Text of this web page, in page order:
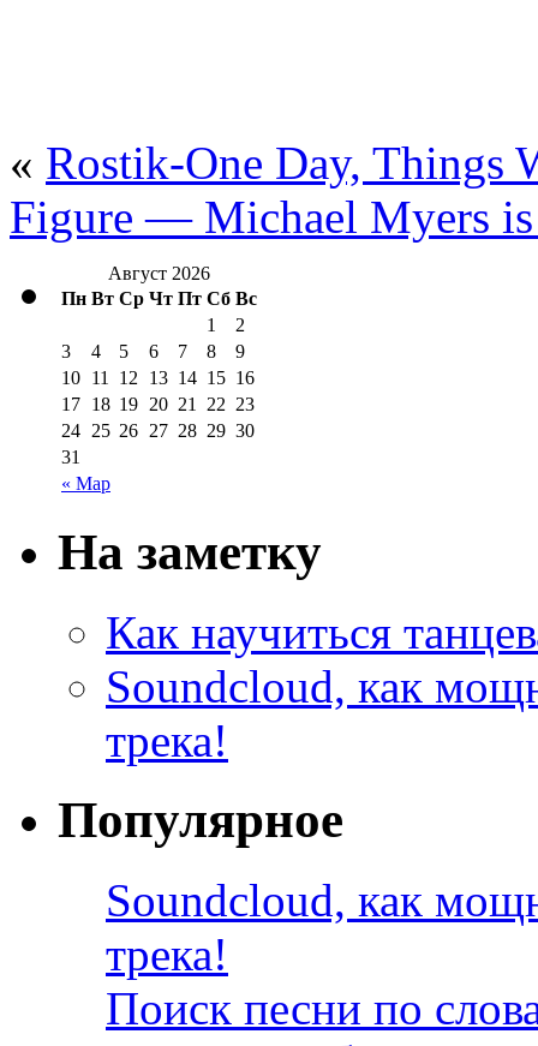
« Rostik-One Day,
Figure — Michael Myers is
Август 2026
Пн Вт Ср Чт Пт Сб Вс
« Мар
1
2
3
4 5 6 7 8
9
10 11 12 13 14 15 16
17 18 19 20 21 22 23
24 25 26 27 28 29 30
31
На заметку
Как научиться
Soundcloud, как
трека!
Популярное
Soundcloud, как
трека!
Поиск песни по